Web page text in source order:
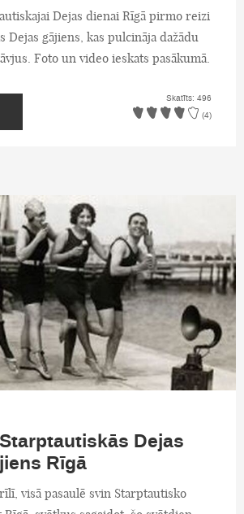
Dejas dienai Rīgā pirmo reizi
Dejas gājiens, kas pulcināja dažādu
Foto un video ieskats pasākumā.
Skatīts: 496
(4)
Dejas
Rīgā
visā pasaulē svin Starptautisko